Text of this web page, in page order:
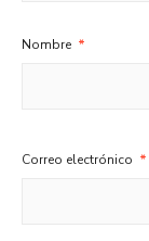
Nombre *
Correo electrónico *